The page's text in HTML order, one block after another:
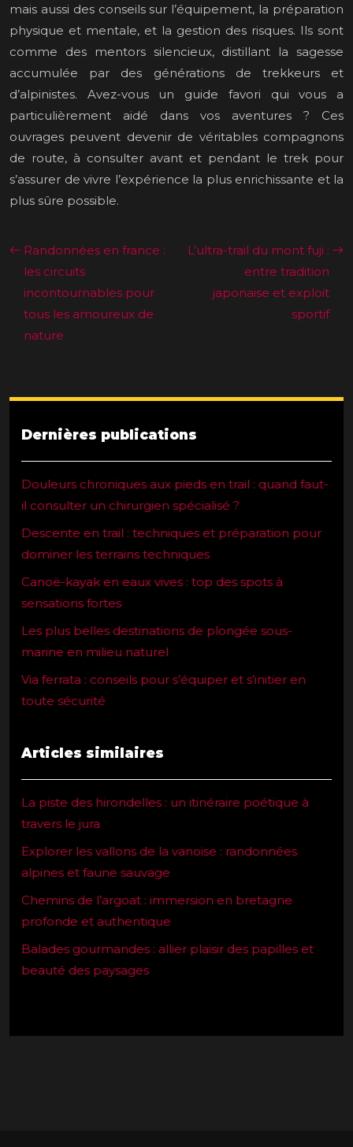
mais aussi des conseils sur l’équipement, la préparation
physique et mentale, et la gestion des risques. Ils sont
comme des mentors silencieux, distillant la sagesse
accumulée par des générations de trekkeurs et
d’alpinistes. Avez-vous un guide favori qui vous a
particulièrement aidé dans vos aventures ? Ces
ouvrages peuvent devenir de véritables compagnons
de route, à consulter avant et pendant le trek pour
s’assurer de vivre l’expérience la plus enrichissante et la
plus sûre possible.
Randonnées en france :
les circuits
incontournables pour
tous les amoureux de
nature
L’ultra-trail du mont fuji :
entre tradition
japonaise et exploit
sportif
Dernières publications
Douleurs chroniques aux pieds en trail : quand faut-
il consulter un chirurgien spécialisé ?
Descente en trail : techniques et préparation pour
dominer les terrains techniques
Canoë-kayak en eaux vives : top des spots à
sensations fortes
Les plus belles destinations de plongée sous-
marine en milieu naturel
Via ferrata : conseils pour s’équiper et s’initier en
toute sécurité
Articles similaires
La piste des hirondelles : un itinéraire poétique à
travers le jura
Explorer les vallons de la vanoise : randonnées
alpines et faune sauvage
Chemins de l’argoat : immersion en bretagne
profonde et authentique
Balades gourmandes : allier plaisir des papilles et
beauté des paysages